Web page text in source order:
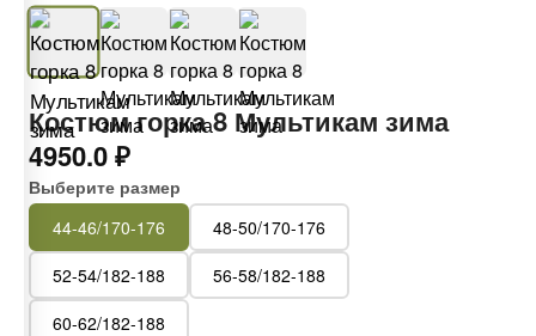
Костюм горка 8 Мультикам зима
4950.0 ₽
Выберите размер
44-46/170-176
48-50/170-176
52-54/182-188
56-58/182-188
60-62/182-188